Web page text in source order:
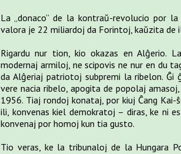
La „donaco” de la kontraŭ-revolucio por
valora je 22 miliardoj da Forintoj, kaŭzita de
Rigardu nur tion, kio okazas en Alĝerio.
modernaj armiloj, ne scipovis ne nur en du
da Alĝeriaj patriotoj subpremi la ribelon. Ĝi
vere nacia ribelo, apogita de popolaj
1956. Tiaj rondoj konataj, por kiuj Ĉang Kai-
ili, konvenas kiel demokratoj – diras, ke ni
konvenaj por homoj kun tia gusto.
Tio veras, ke la tribunaloj de la Hungara